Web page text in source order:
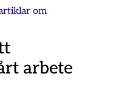
om
arbete